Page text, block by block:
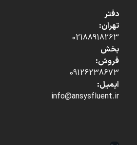
دفتر
تهران:
02188918263
بخش
فروش:
09126238673
ایمیل:
info@ansysfluent.ir